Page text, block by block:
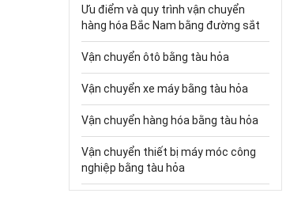
Ưu điểm và quy trình vận chuyển
hàng hóa Bắc Nam bằng đường sắt
Vận chuyển ôtô bằng tàu hỏa
Vận chuyển xe máy bằng tàu hỏa
Vận chuyển hàng hóa bằng tàu hỏa
Vận chuyển thiết bị máy móc công
nghiệp bằng tàu hỏa